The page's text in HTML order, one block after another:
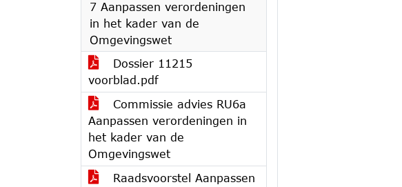
7 Aanpassen verordeningen
in het kader van de
Omgevingswet
Dossier 11215
voorblad.pdf
Commissie advies RU6a
Aanpassen verordeningen in
het kader van de
Omgevingswet
Raadsvoorstel Aanpassen